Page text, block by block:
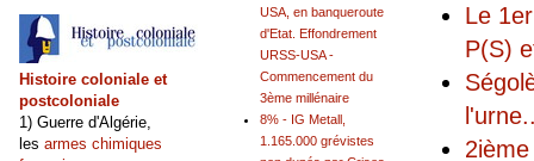
Le
P(S)
l'urne.
USA, en banqueroute
d'Etat. Effondrement
URSS-USA -
Commencement du
3ème millénaire
8% - IG Metall,
1.165.000 grévistes
Histoire coloniale et
postcoloniale
1) Guerre d'Algérie,
les armes chimiques